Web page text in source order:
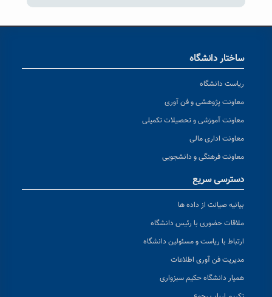
ساختار دانشگاه
ریاست دانشگاه
معاونت پژوهشی و فن آوری
معاونت آموزشی و تحصیلات تکمیلی
معاونت اداری مالی
معاونت فرهنگی و دانشجویی
دسترسی سریع
بیانیه صیانت از داده ها
ملاقات حضوری با رئیس دانشگاه
ارتباط با ریاست و مسئولین دانشگاه
مدیریت فن آوری اطلاعات
همیار دانشگاه حکیم سبزواری